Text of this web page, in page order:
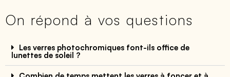
On répond à vos questions
Les verres photochromiques font-ils office de
lunettes de soleil ?